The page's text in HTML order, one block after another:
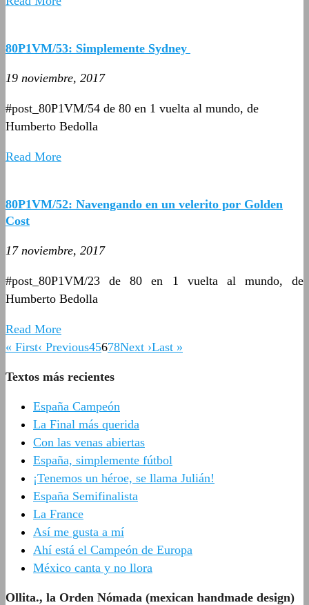
80P1VM/53: Simplemente Sydney
19 noviembre, 2017
#post_80P1VM/54 de 80 en 1 vuelta al mundo, de
Humberto Bedolla
Read More
80P1VM/52: Navengando en un velerito por Golden
Cost
17 noviembre, 2017
#post_80P1VM/23 de 80 en 1 vuelta al mundo, de
Humberto Bedolla
Read More
« First‹ Previous45678Next ›Last »
Textos más recientes
España Campeón
La Final más querida
Con las venas abiertas
España, simplemente fútbol
¡Tenemos un héroe, se llama Julián!
España Semifinalista
La France
Así me gusta a mí
Ahí está el Campeón de Europa
México canta y no llora
Ollita., la Orden Nómada (mexican handmade design)